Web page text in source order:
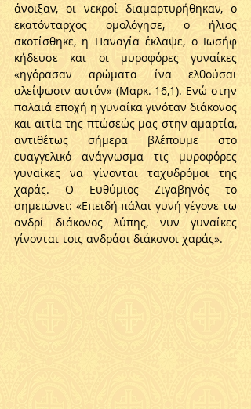
άνοιξαν, οι νεκροί διαμαρτυρήθηκαν, ο
εκατόνταρχος ομολόγησε, ο ήλιος
σκοτίσθηκε, η Παναγία έκλαψε, ο Ιωσήφ
κήδευσε και οι μυροφόρες γυναίκες
«ηγόρασαν αρώματα ίνα ελθούσαι
αλείψωσιν αυτόν» (Μαρκ. 16,1). Ενώ στην
παλαιά εποχή η γυναίκα γινόταν διάκονος
και αιτία της πτώσεώς μας στην αμαρτία,
αντιθέτως σήμερα βλέπουμε στο
ευαγγελικό ανάγνωσμα τις μυροφόρες
γυναίκες να γίνονται ταχυδρόμοι της
χαράς. Ο Ευθύμιος Ζιγαβηνός το
σημειώνει: «Επειδή πάλαι γυνή γέγονε τω
ανδρί διάκονος λύπης, νυν γυναίκες
γίνονται τοις ανδράσι διάκονοι χαράς».